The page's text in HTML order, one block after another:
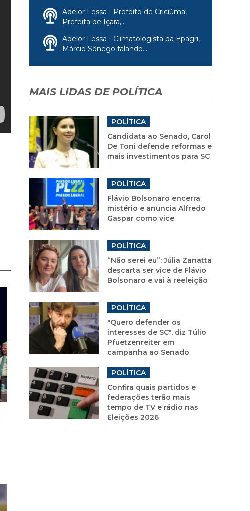
Adelor Lessa - Prefeito de Criciúma,
Prefeita de Içara,...
Adelor Lessa - Climatologista da Epagri,
Márcio Sônego falando...
MAIS LIDAS DE POLÍTICA
POLÍTICA
Candidata ao Senado, Carol
De Toni defende reformas e
mais investimentos para SC
POLÍTICA
Flávio Bolsonaro encerra
mistério e anuncia Alfredo
Gaspar como vice
POLÍTICA
“Não serei eu”: Júlia Zanatta
descarta ser vice de Flávio
Bolsonaro e vai à reeleição
POLÍTICA
"Quero defender os
interesses de SC", diz Túlio
Pfuetzenreiter em
campanha ao Senado
POLÍTICA
Confira quais partidos e
federações terão mais
tempo de TV e rádio nas
Eleições 2026